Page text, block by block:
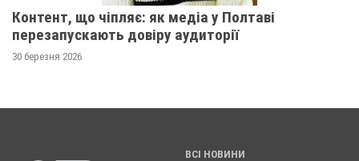
Контент, що чіпляє: як медіа у Полтаві
перезапускають довіру аудиторії
30 березня 2026
ВСІ НОВИНИ